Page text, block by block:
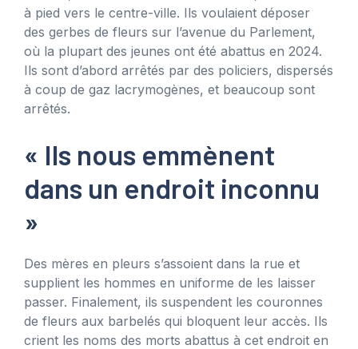
à pied vers le centre-ville. Ils voulaient déposer
des gerbes de fleurs sur l’avenue du Parlement,
où la plupart des jeunes ont été abattus en 2024.
Ils sont d’abord arrêtés par des policiers, dispersés
à coup de gaz lacrymogènes, et beaucoup sont
arrêtés.
« Ils nous emmènent
dans un endroit inconnu
»
Des mères en pleurs s’assoient dans la rue et
supplient les hommes en uniforme de les laisser
passer. Finalement, ils suspendent les couronnes
de fleurs aux barbelés qui bloquent leur accès. Ils
crient les noms des morts abattus à cet endroit en